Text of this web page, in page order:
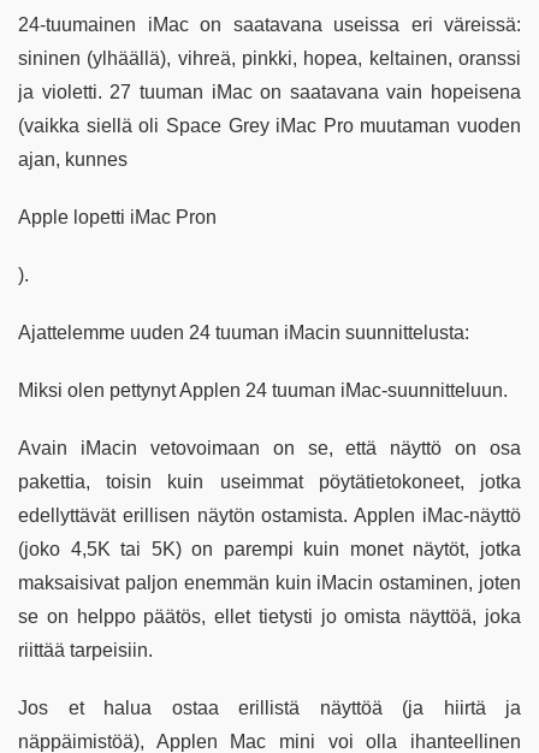
24-tuumainen iMac on saatavana useissa eri väreissä:
sininen (ylhäällä), vihreä, pinkki, hopea, keltainen, oranssi
ja violetti. 27 tuuman iMac on saatavana vain hopeisena
(vaikka siellä oli Space Grey iMac Pro muutaman vuoden
ajan, kunnes
Apple lopetti iMac Pron
).
Ajattelemme uuden 24 tuuman iMacin suunnittelusta:
Miksi olen pettynyt Applen 24 tuuman iMac-suunnitteluun.
Avain iMacin vetovoimaan on se, että näyttö on osa
pakettia, toisin kuin useimmat pöytätietokoneet, jotka
edellyttävät erillisen näytön ostamista. Applen iMac-näyttö
(joko 4,5K tai 5K) on parempi kuin monet näytöt, jotka
maksaisivat paljon enemmän kuin iMacin ostaminen, joten
se on helppo päätös, ellet tietysti jo omista näyttöä, joka
riittää tarpeisiin.
Jos et halua ostaa erillistä näyttöä (ja hiirtä ja
näppäimistöä), Applen Mac mini voi olla ihanteellinen